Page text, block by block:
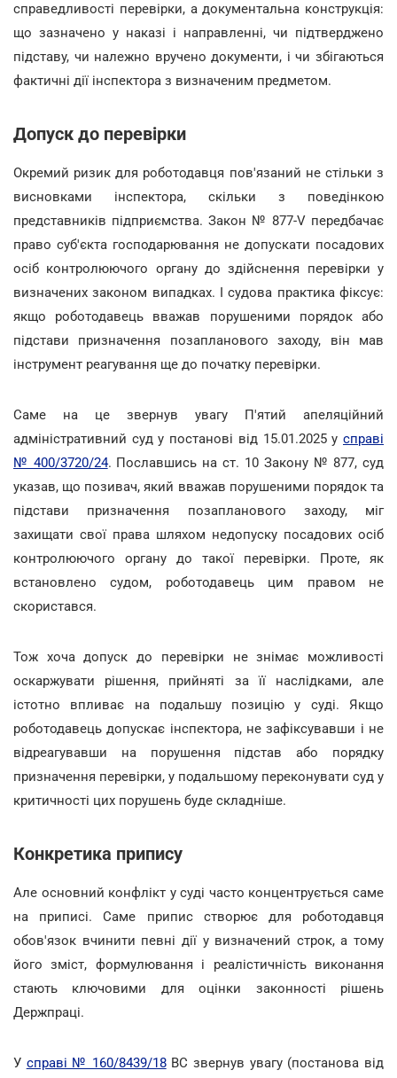
справедливості перевірки, а документальна конструкція:
що зазначено у наказі і направленні, чи підтверджено
підставу, чи належно вручено документи, і чи збігаються
фактичні дії інспектора з визначеним предметом.
Допуск до перевірки
Окремий ризик для роботодавця пов'язаний не стільки з
висновками інспектора, скільки з поведінкою
представників підприємства. Закон № 877-V передбачає
право суб'єкта господарювання не допускати посадових
осіб контролюючого органу до здійснення перевірки у
визначених законом випадках. І судова практика фіксує:
якщо роботодавець вважав порушеними порядок або
підстави призначення позапланового заходу, він мав
інструмент реагування ще до початку перевірки.
Саме на це звернув увагу П'ятий апеляційний
адміністративний суд у постанові від 15.01.2025 у справі
№ 400/3720/24. Пославшись на ст. 10 Закону № 877, суд
указав, що позивач, який вважав порушеними порядок та
підстави призначення позапланового заходу, міг
захищати свої права шляхом недопуску посадових осіб
контролюючого органу до такої перевірки. Проте, як
встановлено судом, роботодавець цим правом не
скористався.
Тож хоча допуск до перевірки не знімає можливості
оскаржувати рішення, прийняті за її наслідками, але
істотно впливає на подальшу позицію у суді. Якщо
роботодавець допускає інспектора, не зафіксувавши і не
відреагувавши на порушення підстав або порядку
призначення перевірки, у подальшому переконувати суд у
критичності цих порушень буде складніше.
Конкретика припису
Але основний конфлікт у суді часто концентрується саме
на приписі. Саме припис створює для роботодавця
обов'язок вчинити певні дії у визначений строк, а тому
його зміст, формулювання і реалістичність виконання
стають ключовими для оцінки законності рішень
Держпраці.
У справі № 160/8439/18ВС звернув увагу (постанова від